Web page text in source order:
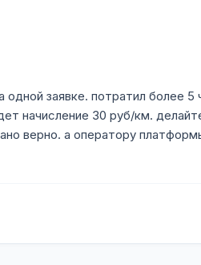
заявке. потратил более 5
начисление 30 руб/км.
верно. а оператору